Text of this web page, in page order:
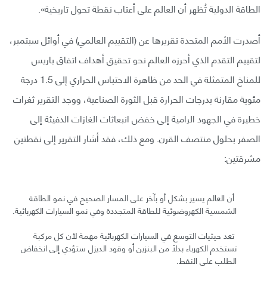
الطاقة الدولية تُظهر أن العالم على أعتاب نقطة تحول تاريخية».
أصدرت الأمم المتحدة تقريرها عن (التقييم العالمي) في أوائل سبتمبر،
لتقييم التقدم الذي أحرزه العالم نحو تحقيق أهداف اتفاق باريس
للمناخ المتمثلة في الحد من ظاهرة الاحتباس الحراري إلى 1.5 درجة
مئوية مقارنة بدرجات الحرارة قبل الثورة الصناعية، ووجد التقرير ثغرات
خطيرة في الجهود الرامية إلى خفض انبعاثات الغازات الدفيئة إلى
الصفر بحلول منتصف القرن. ومع ذلك، فقد أشار التقرير إلى نقطتين
مشرقتين:
أن العالم يسير بشكل أو بآخر على المسار الصحيح في نمو الطاقة
الشمسية الكهروضوئية للطاقة المتجددة وفي نمو السيارات الكهربائية.
تعد حيثيات التوسع في السيارات الكهربائية مهمة لأن كل مركبة
تستخدم الكهرباء بدلاً من البنزين أو وقود الديزل ستؤدي إلى انخفاض
الطلب على النفط.